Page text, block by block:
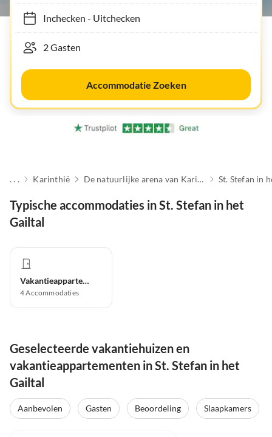
Inchecken- Uitchecken
Accommodatie Zoeken
. . . Karinthië De natuurlijke arena van Karinthië St. Stefan in
Typische accommodaties in St. Stefan in het
Gailtal
Vakantieappartement
4Accommodaties
Geselecteerde vakantiehuizen en
vakantieappartementen in St. Stefan in het
Gailtal
Aanbevolen Gasten Beoordeling
Slaapkamers